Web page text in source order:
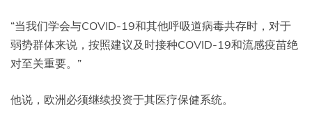
“当我们学会与COVID-19和其他呼吸道病毒共存时，对于
弱势群体来说，按照建议及时接种COVID-19和流感疫苗绝
对至关重要。”
他说，欧洲必须继续投资于其医疗保健系统。